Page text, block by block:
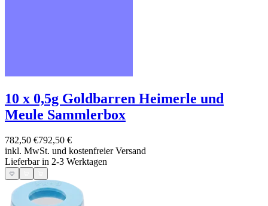
10 x 0,5g Goldbarren Heimerle und
Meule Sammlerbox
782,50 €792,50 €
inkl. MwSt. und kostenfreier Versand
Lieferbar in 2-3 Werktagen